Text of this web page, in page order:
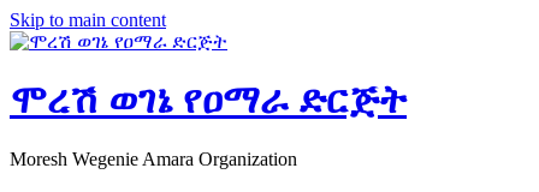
Skip to main content
ሞረሽ ወገኔ የዐማራ ድርጅት
Moresh Wegenie Amara Organization